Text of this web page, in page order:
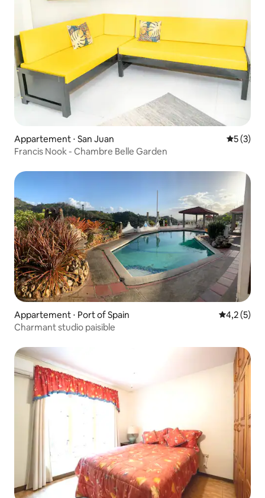
Appartement ⋅ San Juan
5 (3)
Francis Nook - Chambre Belle Garden
Appartement ⋅ Port of Spain Évaluation
4,2 (5)
Charmant studio paisible